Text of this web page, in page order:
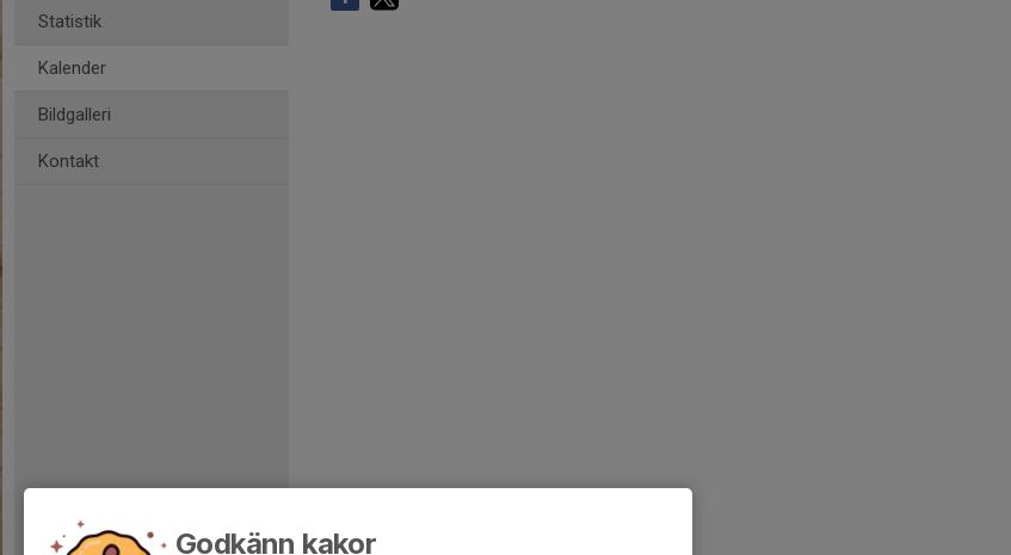
Statistik
Kalender
Bildgalleri
Kontakt
Godkänn kakor